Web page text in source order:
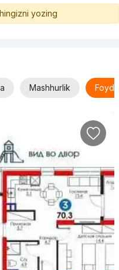
yozing
Mashhurlik